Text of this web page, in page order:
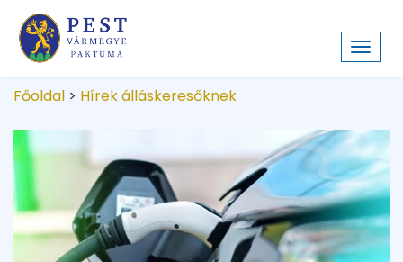
Főoldal > Hírek álláskeresőknek